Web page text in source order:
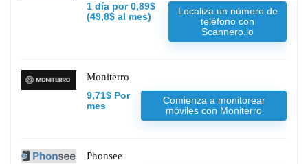
1 día por 0,89$
(49,8$ al mes)
Localiza un número de
teléfono con
Scannero.io
Moniterro
9,71$ Por
mes
Comienza a monitorear
móviles con Moniterro
Phonsee